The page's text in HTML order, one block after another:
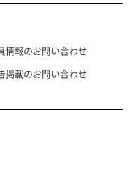
情報のお問い合わせ
掲載のお問い合わせ